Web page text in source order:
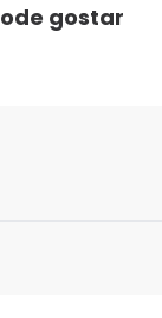
gostar